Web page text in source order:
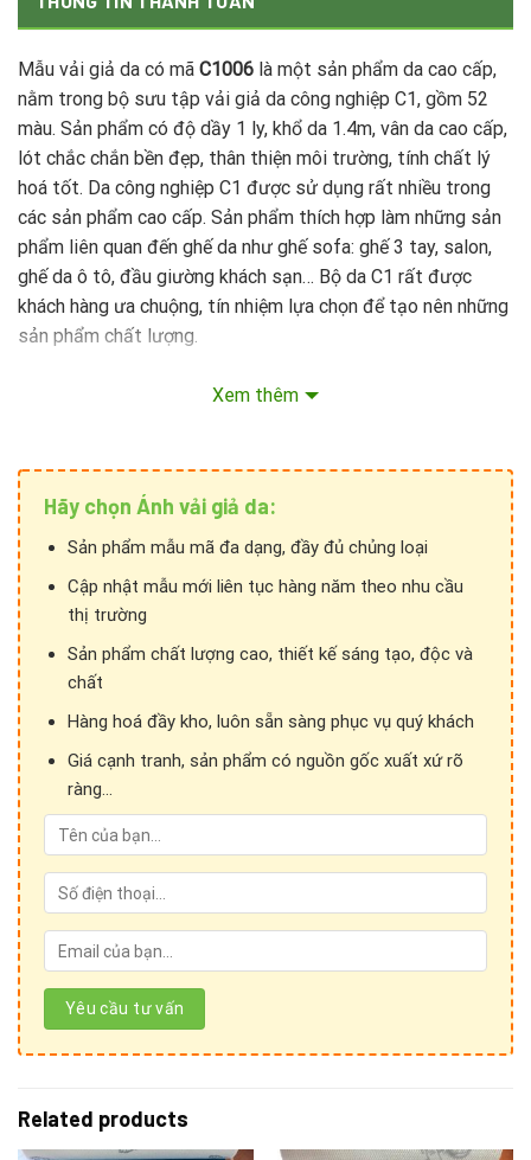
Mẫu vải giả da có mã C1006 là một sản phẩm da cao cấp,
nằm trong bộ sưu tập vải giả da công nghiệp C1, gồm 52
màu. Sản phẩm có độ dầy 1 ly, khổ da 1.4m, vân da cao cấp,
lót chắc chắn bền đẹp, thân thiện môi trường, tính chất lý
hoá tốt. Da công nghiệp C1 được sử dụng rất nhiều trong
các sản phẩm cao cấp. Sản phẩm thích hợp làm những sản
phẩm liên quan đến ghế da như ghế sofa: ghế 3 tay, salon,
ghế da ô tô, đầu giường khách sạn… Bộ da C1 rất được
khách hàng ưa chuộng, tín nhiệm lựa chọn để tạo nên những
sản phẩm chất lượng.
củaÁnh vải giả da!
Xem thêm
Hãy chọn Ánh vải giả da:
Sản phẩm mẫu mã đa dạng, đầy đủ chủng loại
Cập nhật mẫu mới liên tục hàng năm theo nhu cầu
thị trường
Sản phẩm chất lượng cao, thiết kế sáng tạo, độc và
chất
Hàng hoá đầy kho, luôn sẵn sàng phục vụ quý khách
Giá cạnh tranh, sản phẩm có nguồn gốc xuất xứ rõ
ràng...
Related products